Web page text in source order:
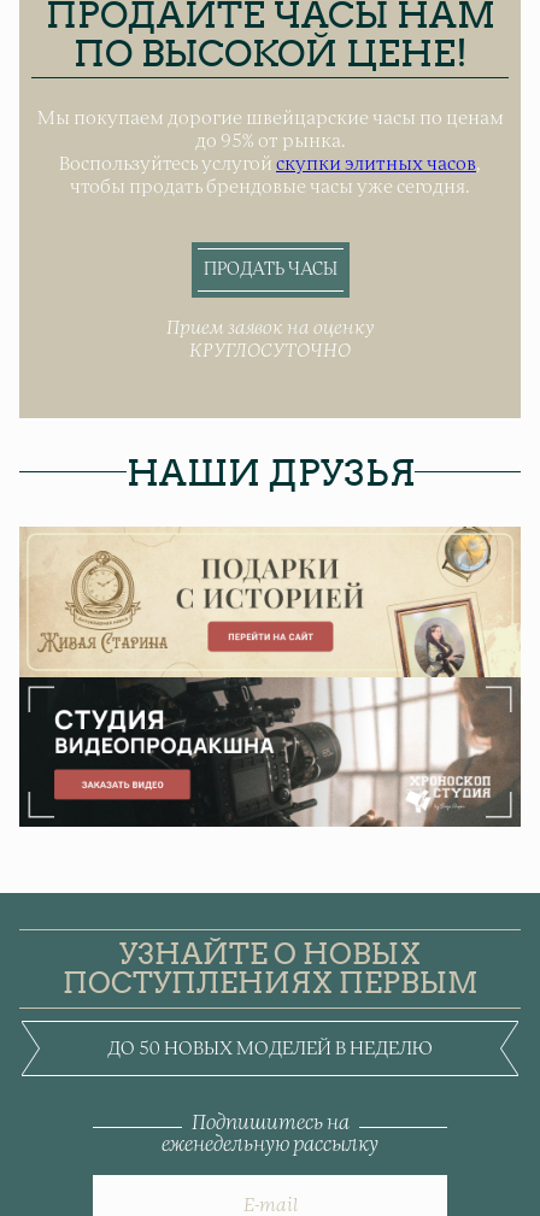
ПРОДАЙТЕ ЧАСЫ НАМ
ПО ВЫСОКОЙ ЦЕНЕ!
Мы покупаем дорогие швейцарские часы по ценам
до 95% от рынка.
Воспользуйтесь услугой скупки элитных часов,
чтобы продать брендовые часы уже сегодня.
ПРОДАТЬ ЧАСЫ
Прием заявок на оценку
КРУГЛОСУТОЧНО
НАШИ ДРУЗЬЯ
УЗНАЙТЕ О НОВЫХ
ПОСТУПЛЕНИЯХ ПЕРВЫМ
ДО 50 НОВЫХ МОДЕЛЕЙ В НЕДЕЛЮ
Подпишитесь на
еженедельную рассылку